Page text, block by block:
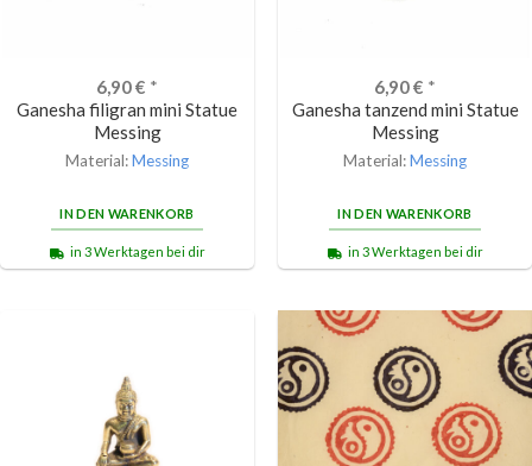
6,90€ *
Ganesha filigran mini Statue
Messing
Material:Messing
IN DEN WARENKORB
in 3 Werktagen bei dir
6,90€ *
Ganesha tanzend mini Statue
Messing
Material:Messing
IN DEN WARENKORB
in 3 Werktagen bei dir